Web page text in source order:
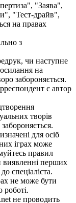
"Заява",
"Тест-драйв",
на правах
з
чи наступне
на
забороняється.
є автор
творів
для осіб
іграх може
правил
виявленні перших
спеціаліста.
не може бути
роботі.
не проводить